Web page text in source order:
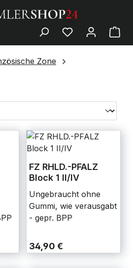
Zone
FZ RHLD.-PFALZ
Block 1 II/IV
Ungebraucht ohne
Gummi, wie verausgabt
- gepr. BPP
34,90 €